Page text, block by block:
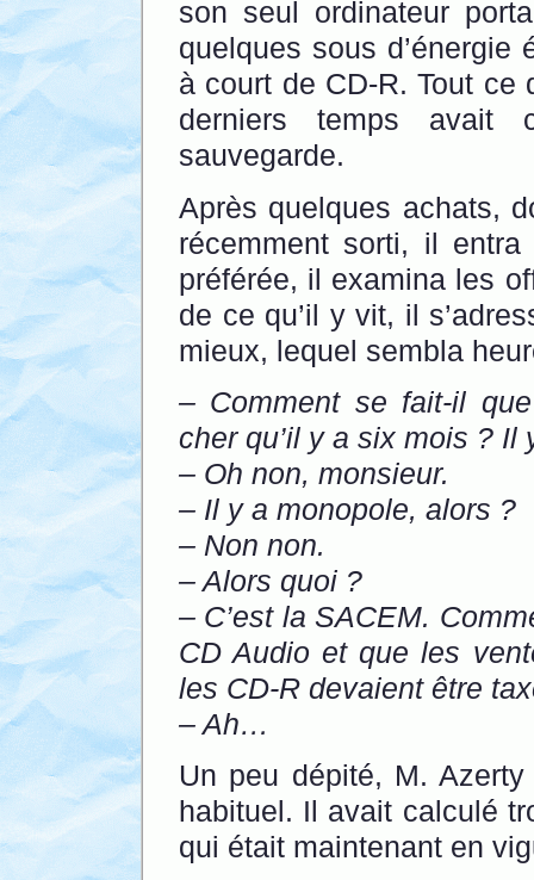
son seul ordinateur
quelques sous
à court de CD-R. Tout ce
derniers temps avait
sauvegarde.
Après quelques achats,
récemment sorti, il entra
préférée, il examina les
de ce qu’il y vit, il
mieux, lequel sembla
– Comment se fait-il
cher qu’il y a six mois ? Il
– Oh non, monsieur.
– Il y a monopole, alors ?
– Non non.
– Alors quoi ?
– C’est la SACEM.
CD Audio et que les
les CD-R devaient être
– Ah…
Un peu dépité, M.
habituel. Il avait calculé
qui était maintenant en